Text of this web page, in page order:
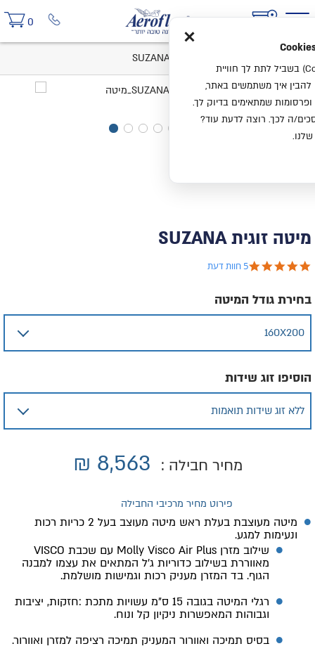
0
מיטה זוגית SUZANA
5.0 star rating
5 חוות דעת
מיטה מעוצבת בעלת
ראש מיטה מעוצב בעל 2 כריות רכות
ונעימות למגע.
שילוב מזרן Molly Visco Air Plus עם שכבת VISCO
מאווררת בשילוב כדוריות ג׳ל המתאים את עצמו למבנה
הגוף. בד המזרן מעניק רכות וגמישות מושלמת.
רגלי המיטה בגובה 15 ס״מ עשויות מתכת :חזקות, יציבות
וגבוהות המאפשרות ניקיון קל ונוח.
בסיס תמיכה ואוורור המעניק תמיכה רציפה למזרן ואוורור.
בחירת גודל המיטה
הוסיפו זוג שידות
מחיר חבילה : 8,563
₪
פירוט מחיר מרכיבי החבילה
×
אנחנו משתמשים בעוגיות (Cookies) בשביל לתת לך חוויית
להבין איך משתמשים באתר,
שמתאימים בדיוק לך.
ה לכך. רוצה לדעת עוד?